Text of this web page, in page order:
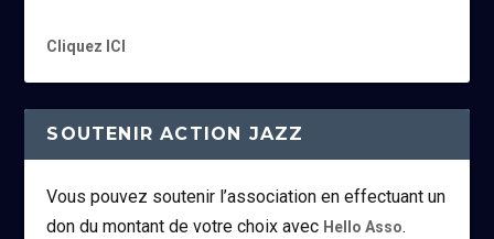
Cliquez ICI
SOUTENIR ACTION JAZZ
Vous pouvez soutenir l’association en effectuant un
don du montant de votre choix avec Hello Asso.